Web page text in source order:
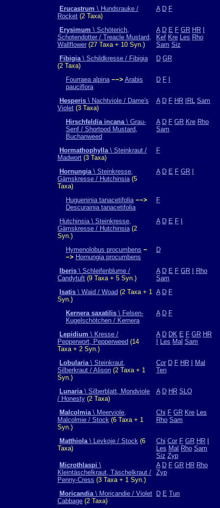
Erucastrum \ Hundsrauke /
Rocket (2 Taxa)
A D F
Erysimum \ Schöterich,
Schotendotter / Treacle Mustard,
Wallflower (27 Taxa + 10 Syn.)
A D E F GR HR
Kef Kre Les Rho
Sam Siz
Fibigia\ Schildkresse / Fibigia
(2 Taxa)
D GR
Fourraea alpina −−> Arabis
pauciflora
D F
Hesperis \ Nachtviole / Dame's
Violet (3 Taxa)
A D F HR IRL Sam
Hirschfeldia incana\ Grau-
Senf / Shortpod Mustard,
Buchanweed
A D F GR Kre Rho
Sam
Hormathophylla\ Steinkraut /
Madwort (3 Taxa)
F
Hornungia\ Steinkresse,
Gämskresse / Hutchinsia(5
Taxa)
A D E F GR
Hugueninia tanacetifolia −−>
Descurainia tanacetifolia
F
Hutchinsia \ Steinkresse,
Gämskresse / Hutchinsia(2
Syn.)
A D E F
Hymenolobus procumbens −
−> Hornungia procumbens
D
Iberis \ Schleifenblume /
Candytuft (9 Taxa + 5 Syn.)
A D E F GR
Rho
Sam
Isatis \ Waid / Woad (2 Taxa + 1
Syn.)
A D F
Kernera saxatilis \ Felsen-
Kugelschötchen / Kernera
A D F
Lepidium \ Kresse /
Pepperwort, Pepperweed (14
Taxa + 2 Syn.)
A D DK E F GR HR
Les Mal Sam
Lobularia\ Steinkraut,
Silberkraut / Alison (2 Taxa + 1
Syn.)
Cor D F HR
Mal
Ten
Lunaria\ Silberblatt, Mondviole
/ Honesty (2 Taxa)
A D HR SLO
Malcolmia\ Meerviole,
Malcolmie / Stock (6 Taxa + 1
Syn.)
Chi F GR Kre Les
Rho Sam
Matthiola\ Levkoje / Stock (6
Taxa)
Chi Cor F GR HR
Les Mal Rho Sam
Siz Zyp
Microthlaspi \
Kleintäschelkraut, Täschelkraut /
Penny-Cress (3 Taxa + 1 Syn.)
A D F GR HR Rho
Zyp
Moricandia\ Moricandie / Violet
Cabbage (2 Taxa)
D E Tun